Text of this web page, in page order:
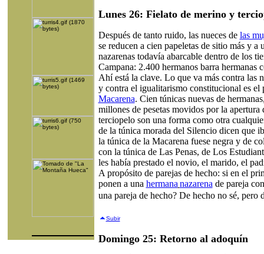
Lunes 26: Fielato de merino y
Después de tanto ruido, las nueces de las
se reducen a cien papeletas de sitio más y a
nazarenas todavía abarcable dentro de los
Campana: 2.400 hermanos barra
Ahí está la clave. Lo que va más contra las
y contra el igualitarismo constitucional es el
Macarena. Cien túnicas nuevas de
millones de pesetas movidos por la
terciopelo son una forma como otra
de la túnica morada del Silencio dicen que
la túnica de la Macarena fuese negra y de
con la túnica de Las Penas, de Los
les había prestado el novio, el marido, el
A propósito de parejas de hecho: si en el
ponen a una hermana nazarena de pareja
una pareja de hecho? De hecho no sé, pero
Subir
Domingo 25: Retorno al adoquín